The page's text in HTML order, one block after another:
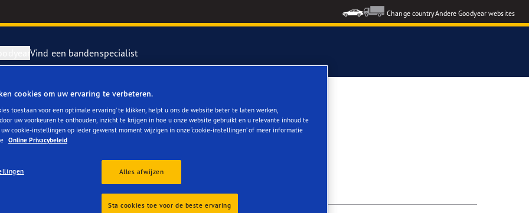
Change countryAndere Goodyear websites
4Seasons GEN-3
F1 SuperSport
Vind een bandenspecialist
cookies om uw ervaring te verbeteren.
toestaan voor een optimale ervaring’ te klikken, helpt u ons de website beter te laten werken,
uw voorkeuren te onthouden, inzicht te krijgen in hoe u onze website gebruikt en u relevante inhoud te
uw cookie-instellingen op ieder gewenst moment wijzigen in onze ‘cookie-instellingen’ of meer informatie
Online Privacybeleid
Alles afwijzen
Sta cookies toe voor de beste ervaring